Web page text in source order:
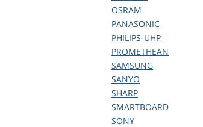
OSRAM
PANASONIC
PHILIPS-UHP
PROMETHEAN
SAMSUNG
SANYO
SHARP
SMARTBOARD
SONY